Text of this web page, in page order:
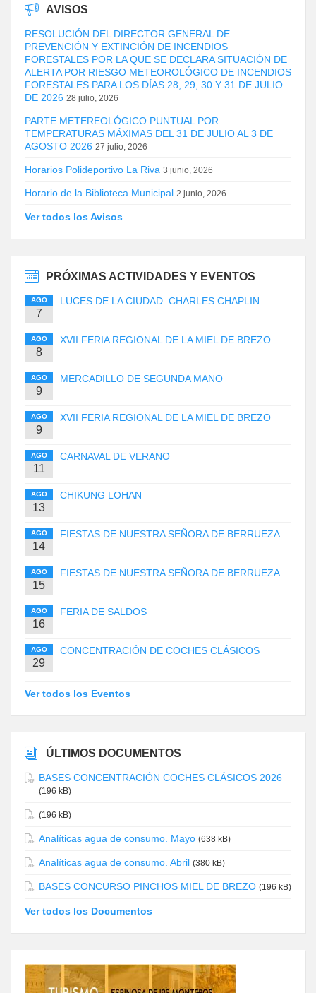
AVISOS
RESOLUCIÓN DEL DIRECTOR GENERAL DE
PREVENCIÓN Y EXTINCIÓN DE INCENDIOS
FORESTALES POR LA QUE SE DECLARA SITUACIÓN DE
ALERTA POR RIESGO METEOROLÓGICO DE INCENDIOS
FORESTALES PARA LOS DÍAS 28, 29, 30 Y 31 DE JULIO
DE 2026 28 julio, 2026
PARTE METEREOLÓGICO PUNTUAL POR
TEMPERATURAS MÁXIMAS DEL 31 DE JULIO AL 3 DE
AGOSTO 2026 27 julio, 2026
Horarios Polideportivo La Riva 3 junio, 2026
Horario de la Biblioteca Municipal 2 junio, 2026
Ver todos los Avisos
PRÓXIMAS ACTIVIDADES Y EVENTOS
AGO
7
LUCES DE LA CIUDAD. CHARLES CHAPLIN
AGO
8
XVII FERIA REGIONAL DE LA MIEL DE BREZO
AGO
9
MERCADILLO DE SEGUNDA MANO
AGO
9
XVII FERIA REGIONAL DE LA MIEL DE BREZO
AGO
11
CARNAVAL DE VERANO
AGO
13
CHIKUNG LOHAN
AGO
14
FIESTAS DE NUESTRA SEÑORA DE BERRUEZA
AGO
15
FIESTAS DE NUESTRA SEÑORA DE BERRUEZA
AGO
16
FERIA DE SALDOS
AGO
29
CONCENTRACIÓN DE COCHES CLÁSICOS
Ver todos los Eventos
ÚLTIMOS DOCUMENTOS
BASES CONCENTRACIÓN COCHES CLÁSICOS 2026
(196 kB)
(196 kB)
Analíticas agua de consumo. Mayo (638 kB)
Analíticas agua de consumo. Abril (380 kB)
BASES CONCURSO PINCHOS MIEL DE BREZO (196 kB)
Ver todos los Documentos